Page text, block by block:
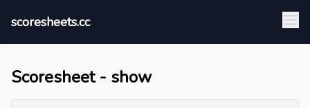
scoresheets.cc
Scoresheet - show